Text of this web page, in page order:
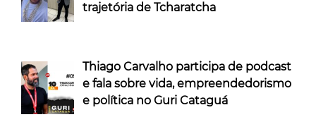
trajetória de Tcharatcha
Thiago Carvalho participa de podcast
e fala sobre vida, empreendedorismo
e política no Guri Cataguá